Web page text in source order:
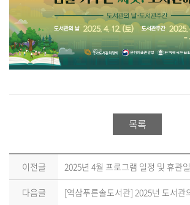
목록
이전글 2025년 4월 프로그램 일정 및 휴관일
다음글